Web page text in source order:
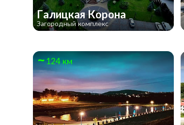
Галицкая Корона
Загородный комплекс
124 км